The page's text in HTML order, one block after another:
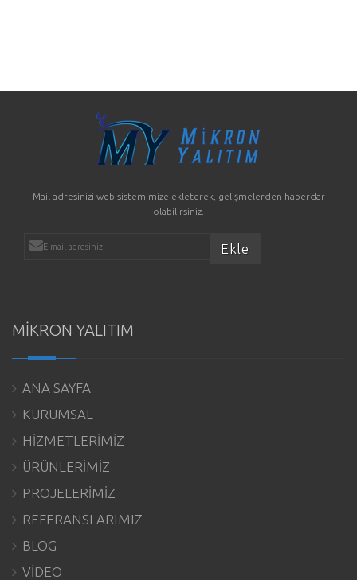
Mail adresinizi web sistemimize ekleterek, gelişmelerden haberdar
olabilirsiniz.
MİKRON YALITIM
ANA SAYFA
KURUMSAL
HİZMETLERİMİZ
ÜRÜNLERİMİZ
PROJELERİMİZ
REFERANSLARIMIZ
BLOG
VİDEO